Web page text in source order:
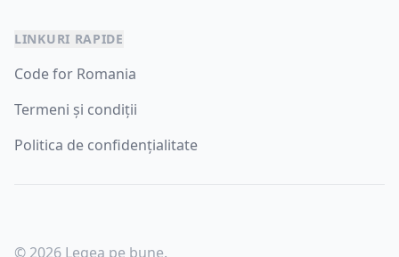
LINKURI RAPIDE
Code for Romania
Termeni și condiții
Politica de confidențialitate
© 2026 Legea pe bune.